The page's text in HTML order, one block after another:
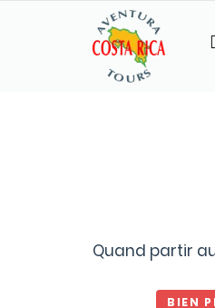
Quand partir
BIEN